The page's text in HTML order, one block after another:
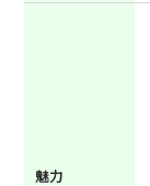
魅力